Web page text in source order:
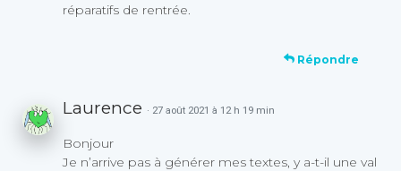
réparatifs de rentrée.
Répondre
Laurence · 27 août 2021 à 12 h 19 min
Bonjour
Je n’arrive pas à générer mes textes, y a-t-il une val